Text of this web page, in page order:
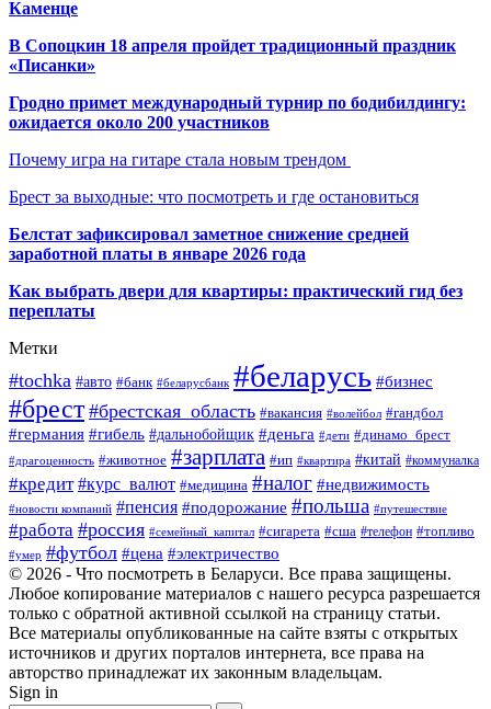
Каменце
В Сопоцкин 18 апреля пройдет традиционный праздник
«Писанки»
Гродно примет международный турнир по бодибилдингу:
ожидается около 200 участников
Почему игра на гитаре стала новым трендом
Брест за выходные: что посмотреть и где остановиться
Белстат зафиксировал заметное снижение средней
заработной платы в январе 2026 года
Как выбрать двери для квартиры: практический гид без
переплаты
Метки
#tochka #авто #банк #беларусбанк #беларусь #бизнес
#брест #брестская_область #вакансия #волейбол #гандбол
#германия #гибель #дальнобойщик #деньга #дети #динамо_брест
#драгоценность #животное #зарплата #ип #квартира #китай #коммуналка
#кредит #курс_валют #медицина #налог #недвижимость
#новости компаний #пенсия #подорожание #польша #путешествие
#работа #россия #семейный_капитал #сигарета #сша #телефон #топливо
#умер #футбол #цена #электричество
© 2026 - Что посмотреть в Беларуси. Все права защищены.
Любое копирование материалов с нашего ресурса разрешается
только с обратной активной ссылкой на страницу статьи.
Все материалы опубликованные на сайте взяты с открытых
источников и других порталов интернета, все права на
авторство принадлежат их законным владельцам.
Sign in